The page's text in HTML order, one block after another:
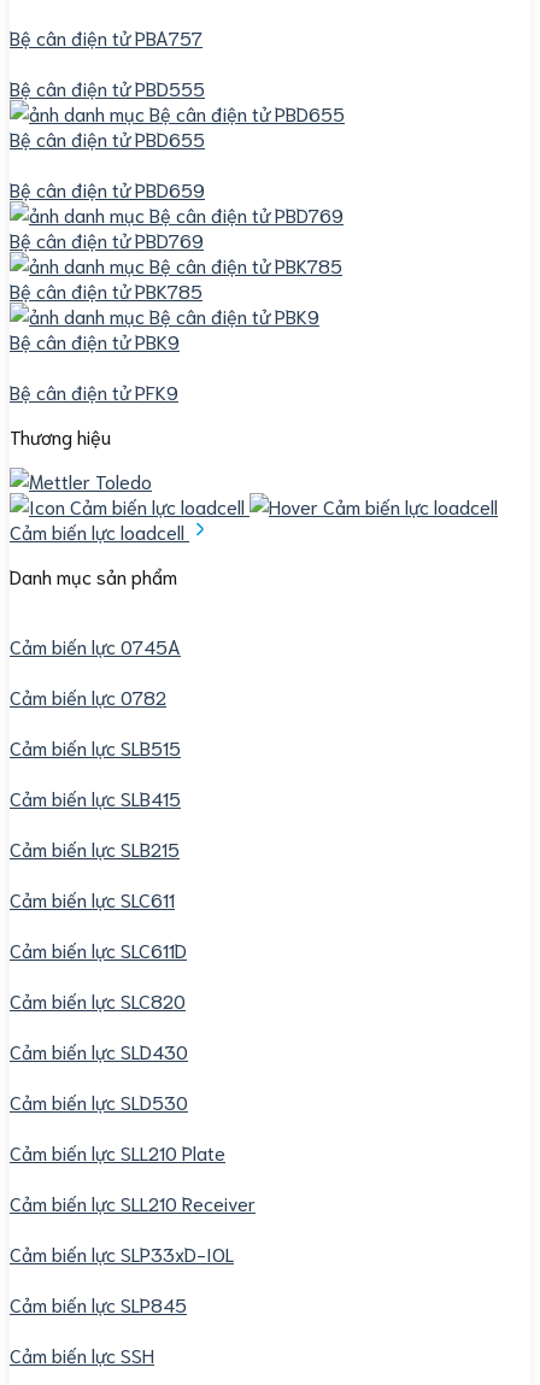
Bệ cân điện tử PBA757
Bệ cân điện tử PBD555
Bệ cân điện tử PBD655
Bệ cân điện tử PBD659
Bệ cân điện tử PBD769
Bệ cân điện tử PBK785
Bệ cân điện tử PBK9
Bệ cân điện tử PFK9
Thương hiệu
Cảm biến lực loadcell
Danh mục sản phẩm
Cảm biến lực 0745A
Cảm biến lực 0782
Cảm biến lực SLB515
Cảm biến lực SLB415
Cảm biến lực SLB215
Cảm biến lực SLC611
Cảm biến lực SLC611D
Cảm biến lực SLC820
Cảm biến lực SLD430
Cảm biến lực SLD530
Cảm biến lực SLL210 Plate
Cảm biến lực SLL210 Receiver
Cảm biến lực SLP33xD-IOL
Cảm biến lực SLP845
Cảm biến lực SSH